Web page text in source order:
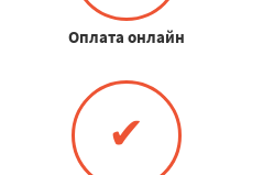
Оплата онлайн
✔